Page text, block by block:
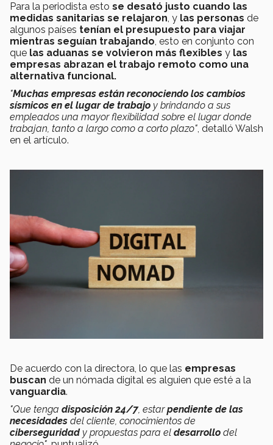
Para la periodista esto se desató justo cuando las
medidas sanitarias se relajaron, y las personas de
algunos países tenían el presupuesto para viajar
mientras seguían trabajando, esto en conjunto con
que las aduanas se volvieron más flexibles y las
empresas abrazan el trabajo remoto como una
alternativa funcional.
"Muchas empresas están reconociendo los cambios
sísmicos en el lugar de trabajo y brindando a sus
empleados una mayor flexibilidad sobre el lugar donde
trabajan, tanto a largo como a corto plazo", detalló Walsh
en el artículo.
De acuerdo con la directora, lo que las empresas
buscan de un nómada digital es alguien que esté a la
vanguardia.
"Que tenga disposición 24/7, estarpendiente de las
necesidades del cliente, conocimientos de
ciberseguridad y propuestas para el desarrollo del